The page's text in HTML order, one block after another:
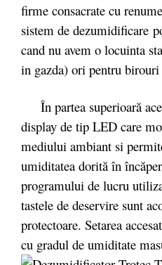
firme consacrate cu
sistem de dezumidificare
cand nu avem o locuinta
in gazda) ori pentru
În partea superioară
display de tip LED care
mediului ambiant si
umiditatea dorită în
programului de lucru
tastele de deservire sunt
protectoare. Setarea
cu gradul de umiditate